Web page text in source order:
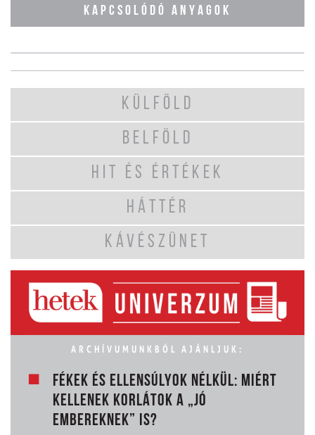
KAPCSOLÓDÓ ANYAGOK
KÜLFÖLD
BELFÖLD
HIT ÉS ÉRTÉKEK
HÁTTÉR
KÁVÉSZÜNET
ARCHÍVUMUNKBÓL AJÁNLJUK:
FÉKEK ÉS ELLENSÚLYOK NÉLKÜL: MIÉRT
KELLENEK KORLÁTOK A „JÓ
EMBEREKNEK” IS?